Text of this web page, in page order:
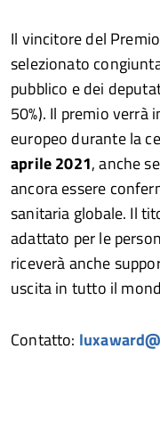
Il vincitore del
selezionato
pubblico e dei
50%). Il premio
europeo durante la
aprile 2021, anche
ancora essere
sanitaria globale. Il
adattato per le
riceverà anche
uscita in tutto il
Contatto: